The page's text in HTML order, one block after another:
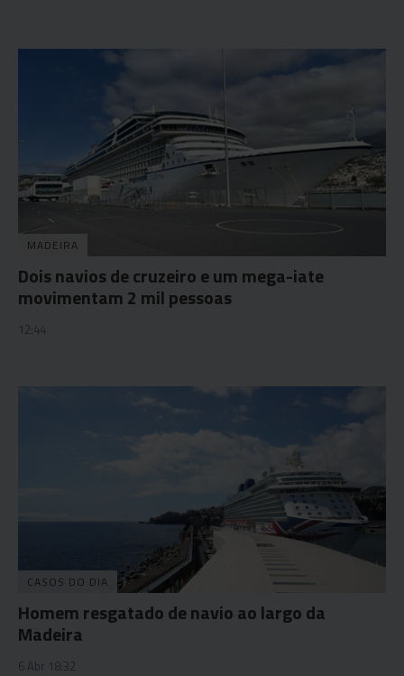
MADEIRA
Dois navios de cruzeiro e um mega-iate
movimentam 2 mil pessoas
12:44
CASOS DO DIA
Homem resgatado de navio ao largo da
Madeira
6 Abr 18:32